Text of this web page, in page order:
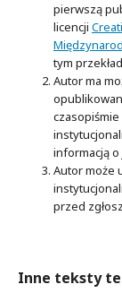
pierwszą
licencji
tym
Autor ma
informacją
Autor może
przed
Inne teksty